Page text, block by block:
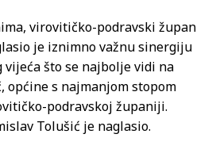
virovitičko-podravski župan
je iznimno važnu sinergiju
što se najbolje vidi na
općine s najmanjom stopom
podravskoj županiji.
Tolušić je naglasio.